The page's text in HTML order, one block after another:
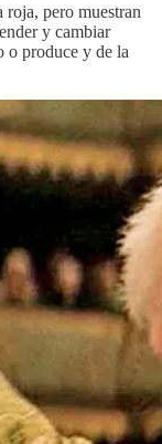
pero muestran
y cambiar
o produce y de la